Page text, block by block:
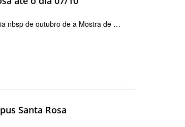
nbsp de outubro de a Mostra de …
Santa Rosa